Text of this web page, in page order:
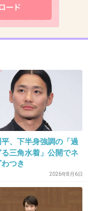
るから良いの
よ。
道の田舎の中小
てくのやっ
、下半身強調の「過
三角水着」公開でネ
つき
2026年8月6日